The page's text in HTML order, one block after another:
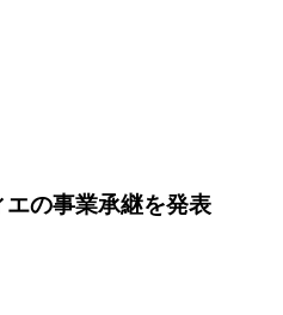
の事業承継を発表